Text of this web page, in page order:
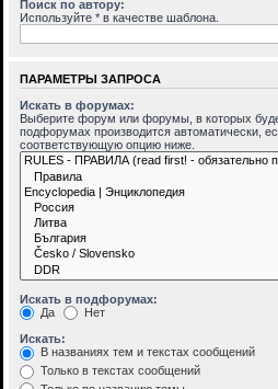
Поиск по автору:
Используйте * в качестве шаблона.
ПАРАМЕТРЫ ЗАПРОСА
Искать в форумах:
Выберите форум или форумы, в которых
подфорумах производится автоматически,
соответствующую опцию ниже.
Искать в подфорумах:
Да
Нет
Искать:
В названиях тем и текстах сообщений
Только в текстах сообщений